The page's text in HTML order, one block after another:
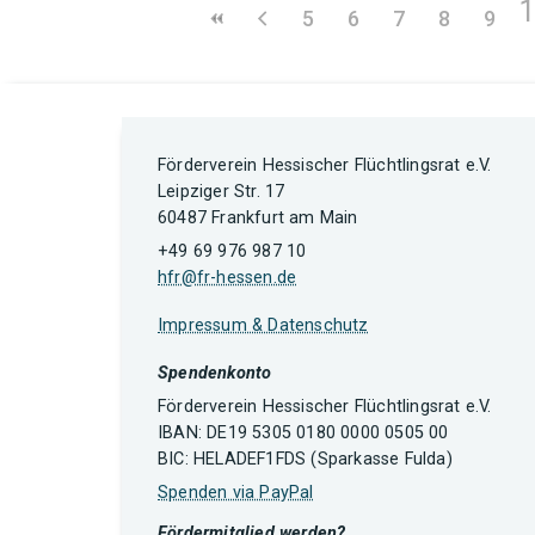
5 6 7 8 9
Förderverein Hessischer Flüchtlingsrat e.V.
Leipziger Str. 17
60487 Frankfurt am Main
+49 69 976 987 10
hfr@fr-hessen.de
Impressum & Datenschutz
Spendenkonto
Förderverein Hessischer Flüchtlingsrat e.V.
IBAN: DE19 5305 0180 0000 0505 00
BIC: HELADEF1FDS (Sparkasse Fulda)
Spenden via PayPal